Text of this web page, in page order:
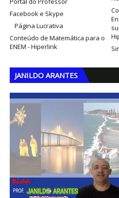
Facebook e Skype
Página Lucrativa
Conteúdo de Matemática para o
ENEM - Hiperlink
JANILDO ARANTES